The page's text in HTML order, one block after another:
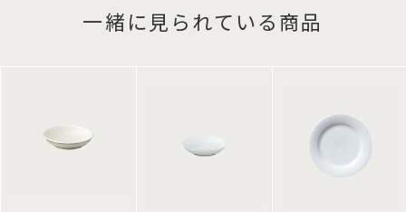
一緒に見られている商品